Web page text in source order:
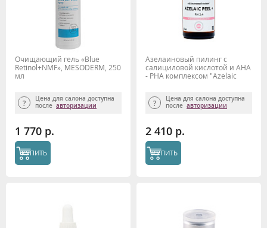
Очищающий гель «Blue
Retinol+NMF», MESODERM, 250
мл
Цена для салона доступна
после авторизации
1 770 р.
КУПИТЬ
Азелаиновый пилинг с
салициловой кислотой и АНА
- РНА комплексом "Azelaic
Цена для салона доступна
после авторизации
2 410 р.
КУПИТЬ